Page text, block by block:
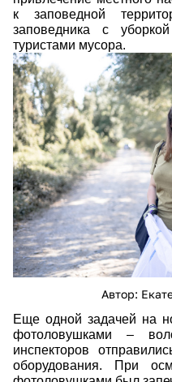
к заповедной
заповедника с
туристами мусора.
img_0483.jpg
Автор:
Еще одной задачей на
фотоловушками –
инспекторов
оборудования. При